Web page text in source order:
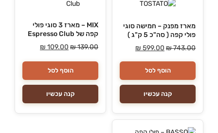
מארז מפנק – חמישה סוגי
פולי קפה ( סה"כ 5 ק"ג )
₪743.00
₪ 599.00
הוסף לסל
קנה עכשיו
MIX – מארז 3 סוגי פולי
קפה של Espresso Club
₪139.00
₪ 109.00
הוסף לסל
קנה עכשיו